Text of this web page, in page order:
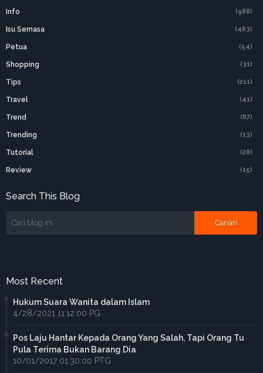
Info (988)
Isu Semasa (463)
Petua (54)
Shopping (31)
Tips (211)
Travel (41)
Trend (67)
Trending (13)
Tutorial (28)
Review (15)
Search This Blog
Most Recent
Hukum Suara Wanita dalam Islam
4/28/2021 11:12:00 PG
Pos Laju Hantar Kepada Orang Yang Salah, Tapi Orang Tu
Pula Terima Bukan Barang Dia
10/01/2017 01:30:00 PTG